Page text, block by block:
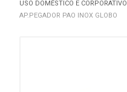
USO DOMÉSTICO E CORPORATIVO
AP.PEGADOR PAO INOX GLOBO